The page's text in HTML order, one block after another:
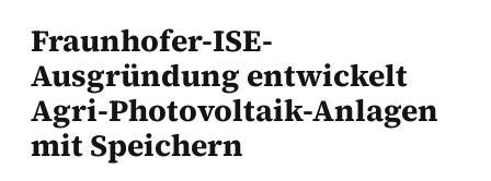
Fraunhofer-ISE-
Ausgründung entwickelt
Agri-Photovoltaik-Anlagen
mit Speichern